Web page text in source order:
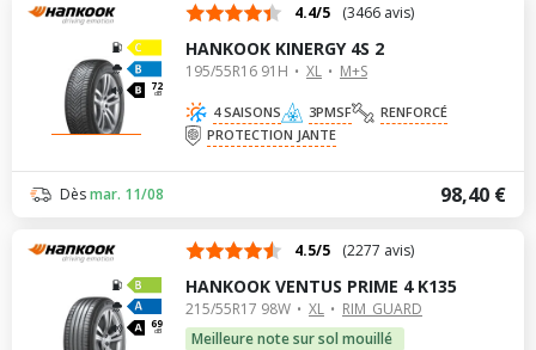
72
dB
4.4/5 (3466 avis)
HANKOOK KINERGY 4S 2
195/55R16 91H XL M+S
4 SAISONS 3PMSF
RENFORCÉ
PROTECTION JANTE
98,40 €
Dèsmar. 11/08
69
dB
4.5/5 (2277 avis)
HANKOOK VENTUS PRIME 4 K135
215/55R17 98W XL
RIM_GUARD
Meilleure note sur sol mouillé